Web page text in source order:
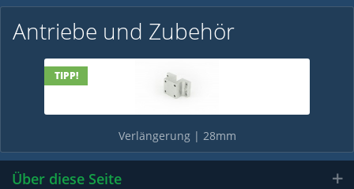
ab 37,00 € *
Antriebe und Zubehör
TIPP!
TIPP!
Verlängerung | 28mm
ab 40,00 € *
Über diese Seite